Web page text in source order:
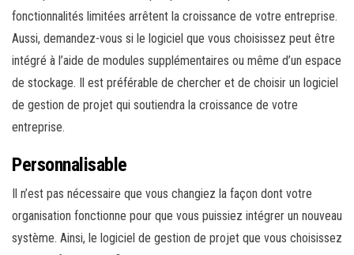
fonctionnalités limitées arrêtent la croissance de votre entreprise.
Aussi, demandez-vous si le logiciel que vous choisissez peut être
intégré à l’aide de modules supplémentaires ou même d’un espace
de stockage. Il est préférable de chercher et de choisir un logiciel
de gestion de projet qui soutiendra la croissance de votre
entreprise.
Personnalisable
Il n’est pas nécessaire que vous changiez la façon dont votre
organisation fonctionne pour que vous puissiez intégrer un nouveau
système. Ainsi, le logiciel de gestion de projet que vous choisissez